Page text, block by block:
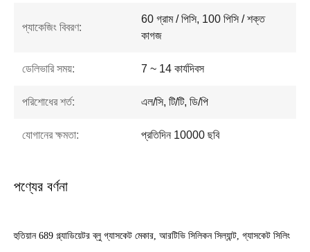
প্যাকেজিং বিবরণ:
60 গ্রাম / পিসি, 100 পিসি / শক্ত
কাগজ
ডেলিভারি সময়: 7 ~ 14 কার্যদিবস
পরিশোধের শর্ত: এল/সি, টি/টি, ডি/পি
যোগানের ক্ষমতা: প্রতিদিন 10000 ছবি
পণ্যের বর্ণনা
হুতিয়ান 689 গ্ল্যাডিয়েটর ব্লু গ্যাসকেট মেকার, আরটিভি সিলিকন সিল্যান্ট, গ্যাসকেট সিলিং